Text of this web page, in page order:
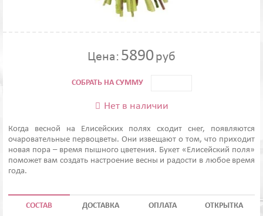
Цена: 5890руб
СОБРАТЬ НА СУММУ
 Нет в наличии
Когда весной на Елисейских полях сходит снег, появляются
очаровательные первоцветы. Они извещают о том, что приходит
новая пора – время пышного цветения. Букет «Елисейский поля»
поможет вам создать настроение весны и радости в любое время
года.
СОСТАВ ДОСТАВКА ОПЛАТА ОТКРЫТКА